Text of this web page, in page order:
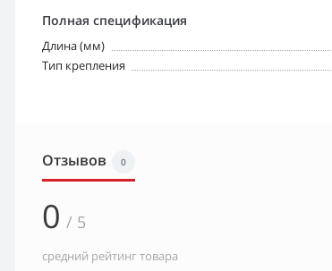
Полная спецификация
Длина (мм)
Тип крепления
Отзывов 0
0 / 5
средний рейтинг товара